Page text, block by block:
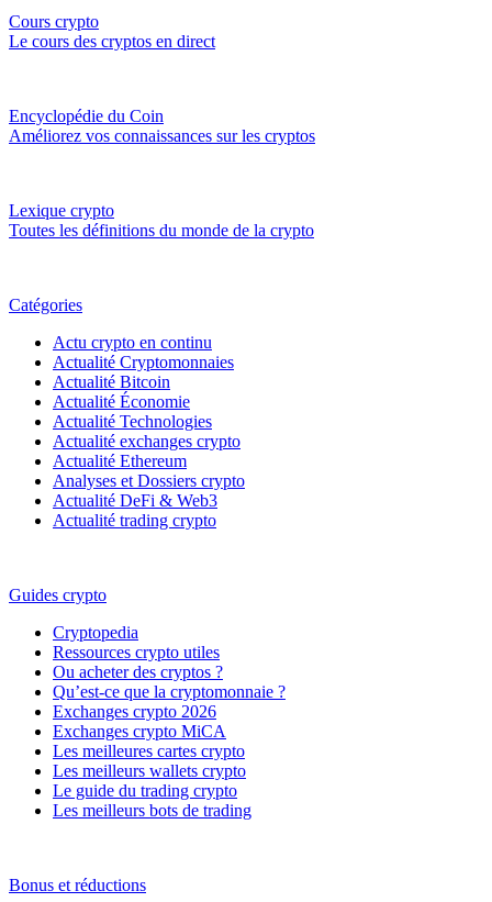
Cours crypto
Le cours des cryptos en direct
Encyclopédie du Coin
Améliorez vos connaissances sur les cryptos
Lexique crypto
Toutes les définitions du monde de la crypto
Catégories
Actu crypto en continu
Actualité Cryptomonnaies
Actualité Bitcoin
Actualité Économie
Actualité Technologies
Actualité exchanges crypto
Actualité Ethereum
Analyses et Dossiers crypto
Actualité DeFi & Web3
Actualité trading crypto
Guides crypto
Cryptopedia
Ressources crypto utiles
Ou acheter des cryptos ?
Qu’est-ce que la cryptomonnaie ?
Exchanges crypto 2026
Exchanges crypto MiCA
Les meilleures cartes crypto
Les meilleurs wallets crypto
Le guide du trading crypto
Les meilleurs bots de trading
Bonus et réductions